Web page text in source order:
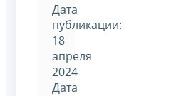
Дата
публикации:
18
апреля
2024
Дата